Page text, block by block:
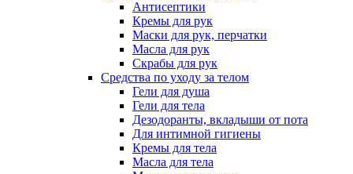
Антисептики
Кремы для рук
Маски для рук, перчатки
Масла для рук
Скрабы для рук
Средства по уходу за телом
Гели для душа
Гели для тела
Дезодоранты, вкладыши от пота
Для интимной гигиены
Кремы для тела
Масла для тела